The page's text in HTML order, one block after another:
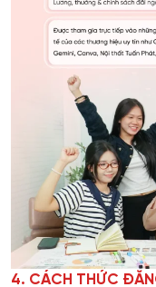
4. CÁCH THỨC